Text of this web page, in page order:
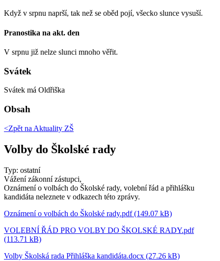
Když v srpnu naprší, tak než se oběd pojí, všecko slunce vysuší.
Pranostika na akt. den
V srpnu již nelze slunci mnoho věřit.
Svátek
Svátek má Oldřiška
Obsah
<Zpět na Aktuality ZŠ
Volby do Školské rady
Typ: ostatní
Vážení zákonní zástupci,
Oznámení o volbách do Školské rady, volební řád a přihlášku
kandidáta neleznete v odkazech této zprávy.
Oznámení o volbách do Školské rady.pdf (149.07 kB)
VOLEBNÍ ŘÁD PRO VOLBY DO ŠKOLSKÉ RADY.pdf
(113.71 kB)
Volby Školská rada Přihláška kandidáta.docx (27.26 kB)